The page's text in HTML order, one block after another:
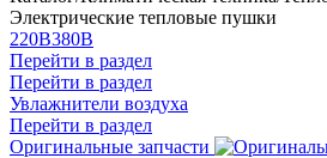
Электрические тепловые пушки
220В380В
Перейти в раздел
Перейти в раздел
Увлажнители воздуха
Перейти в раздел
Оригинальные запчасти